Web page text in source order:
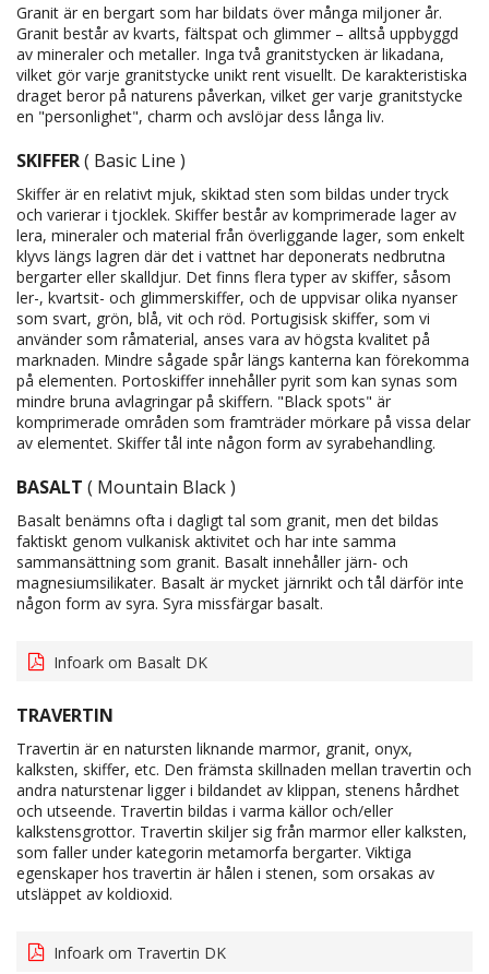
Granit är en bergart som har bildats över många miljoner år.
Granit består av kvarts, fältspat och glimmer – alltså uppbyggd
av mineraler och metaller. Inga två granitstycken är likadana,
vilket gör varje granitstycke unikt rent visuellt. De karakteristiska
draget beror på naturens påverkan, vilket ger varje granitstycke
en "personlighet", charm och avslöjar dess långa liv.
SKIFFER( Basic Line )
Skiffer är en relativt mjuk, skiktad sten som bildas under tryck
och varierar i tjocklek. Skiffer består av komprimerade lager av
lera, mineraler och material från överliggande lager, som enkelt
klyvs längs lagren där det i vattnet har deponerats nedbrutna
bergarter eller skalldjur. Det finns flera typer av skiffer, såsom
ler-, kvartsit- och glimmerskiffer, och de uppvisar olika nyanser
som svart, grön, blå, vit och röd. Portugisisk skiffer, som vi
använder som råmaterial, anses vara av högsta kvalitet på
marknaden. Mindre sågade spår längs kanterna kan förekomma
på elementen. Portoskiffer innehåller pyrit som kan synas som
mindre bruna avlagringar på skiffern. "Black spots" är
komprimerade områden som framträder mörkare på vissa delar
av elementet. Skiffer tål inte någon form av syrabehandling.
BASALT ( Mountain Black )
Basalt benämns ofta i dagligt tal som granit, men det bildas
faktiskt genom vulkanisk aktivitet och har inte samma
sammansättning som granit. Basalt innehåller järn- och
magnesiumsilikater. Basalt är mycket järnrikt och tål därför inte
någon form av syra. Syra missfärgar basalt.
Infoark om Basalt DK
TRAVERTIN
Travertin är en natursten liknande marmor, granit, onyx,
kalksten, skiffer, etc. Den främsta skillnaden mellan travertin och
andra naturstenar ligger i bildandet av klippan, stenens hårdhet
och utseende. Travertin bildas i varma källor och/eller
kalkstensgrottor. Travertin skiljer sig från marmor eller kalksten,
som faller under kategorin metamorfa bergarter. Viktiga
egenskaper hos travertin är hålen i stenen, som orsakas av
utsläppet av koldioxid.
Infoark om Travertin DK